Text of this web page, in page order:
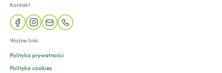
Kontakt
facebookinstagram
mail phone
Ważne linki
Polityka prywatności
Polityka cookies